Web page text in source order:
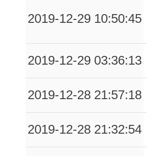
0.15
AVL
0.11
TLS
0.08
SCO
0.07
SULC
2019-12-29 10:50:45
2019-12-29 03:36:13
2019-12-28 21:57:18
2019-12-28 21:32:54